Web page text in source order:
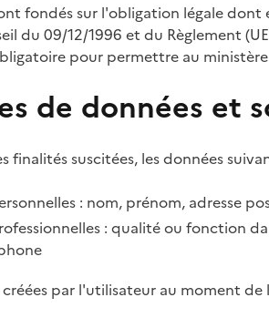
fondés sur l'obligation légale
du 09/12/1996 et du Règlement
pour permettre au
de données et
finalités suscitées, les données
: nom, prénom, adresse
: qualité ou fonction
par l'utilisateur au moment